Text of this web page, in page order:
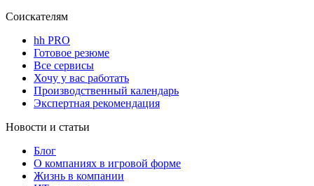
Соискателям
hh PRO
Готовое резюме
Все сервисы
Хочу у вас работать
Производственный календарь
Экспертная рекомендация
Новости и статьи
Блог
О компаниях в игровой форме
Жизнь в компании